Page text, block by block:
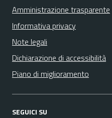
Amministrazione trasparente
Informativa privacy
Note legali
Dichiarazione di accessibilità
Piano di miglioramento
SEGUICI SU